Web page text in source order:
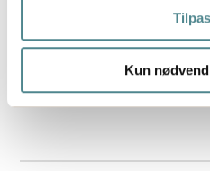
Hvis du tillader det, vil vi
Indsamle præcise
Tilpas
Kun